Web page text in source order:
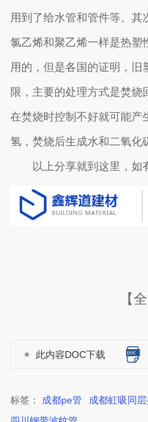
用到了给水管和管件等。其
氯乙烯和聚乙烯一样是热塑
用的，但是各国的证明，旧
限，主要的处理方式是焚烧
在焚烧时控制不好就可能产
氢，焚烧后生成水和二氧化
以上分享就到这里，如
【
此内容DOC下载
标签： 成都pe管 成都虹吸同